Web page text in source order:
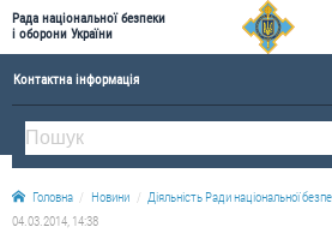
Рада національної безпеки
і оборони України
Контактна інформація
ПРО РНБОУ
Склад Ради національної безпеки і оборони України
Апарат Ради національної безпеки і оборони України
Головна Новини
Діяльність Ради національної
04.03.2014, 14:38